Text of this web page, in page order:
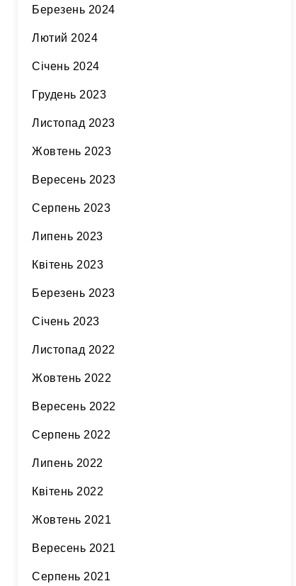
Березень 2024
Лютий 2024
Січень 2024
Грудень 2023
Листопад 2023
Жовтень 2023
Вересень 2023
Серпень 2023
Липень 2023
Квітень 2023
Березень 2023
Січень 2023
Листопад 2022
Жовтень 2022
Вересень 2022
Серпень 2022
Липень 2022
Квітень 2022
Жовтень 2021
Вересень 2021
Серпень 2021